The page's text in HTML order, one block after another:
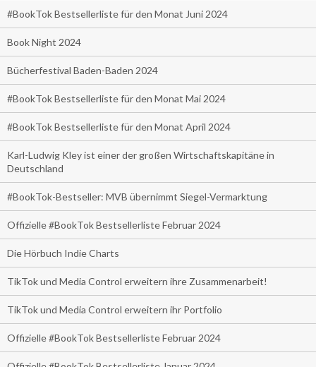
#BookTok Bestsellerliste für den Monat Juni 2024
Book Night 2024
Bücherfestival Baden-Baden 2024
#BookTok Bestsellerliste für den Monat Mai 2024
#BookTok Bestsellerliste für den Monat April 2024
Karl-Ludwig Kley ist einer der großen Wirtschaftskapitäne in
Deutschland
#BookTok-Bestseller: MVB übernimmt Siegel-Vermarktung
Offizielle #BookTok Bestsellerliste Februar 2024
Die Hörbuch Indie Charts
TikTok und Media Control erweitern ihre Zusammenarbeit!
TikTok und Media Control erweitern ihr Portfolio
Offizielle #BookTok Bestsellerliste Februar 2024